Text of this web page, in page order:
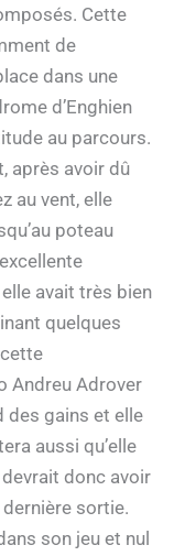
Cette
de
dans une
d’Enghien
au parcours.
après avoir dû
au vent, elle
poteau
avait très bien
quelques
Andreu Adrover
des gains et elle
aussi qu’elle
donc avoir
sortie.
son jeu et nul